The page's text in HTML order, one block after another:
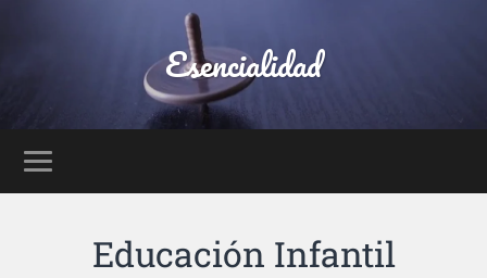
Esencialidad
Educación Infantil